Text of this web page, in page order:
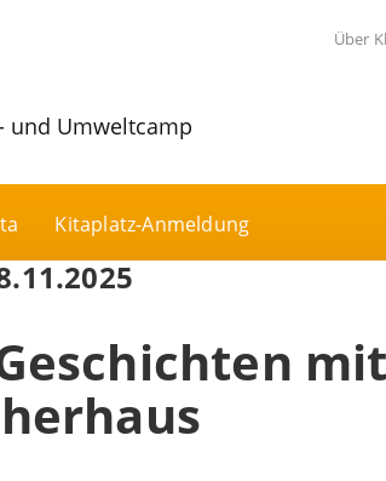
Kitaplatz-Anmeldung
und Umweltcamp
Über